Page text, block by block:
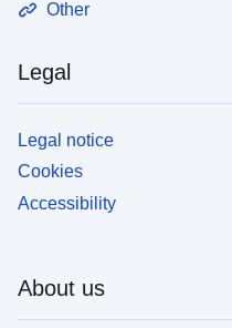
Other
Legal
Legal notice
Cookies
Accessibility
About us